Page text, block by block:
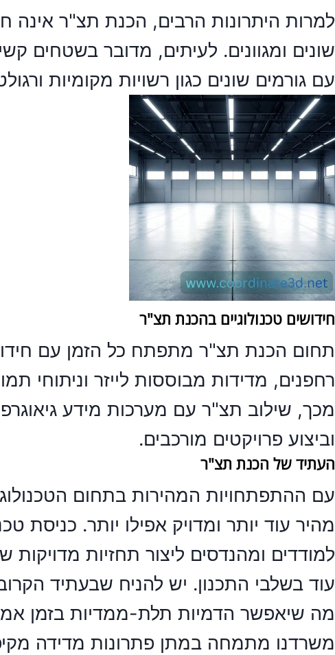
למרות היתרונות הרבים, הכנת תצ"ר אינה
שונים ומגוונים. לעיתים, מדובר בשטחים
עם גורמים שונים כגון רשויות מקומיות
חידושים טכנולוגיים בהכנת תצ"ר
תחום הכנת תצ"ר מתפתח כל הזמן עם
רחפנים, מדידות מבוססות לייזר וניתוחי
וביצוע פרויקטים מורכבים.
העתיד של הכנת תצ"ר
עם ההתפתחויות המהירות בתחום
מהיר עוד יותר ומדויק אפילו יותר. כניסת
למודדים ומהנדסים ליצור תחזיות מדויקות
מה שיאפשר הדמיות תלת-ממדיות בזמן אמת
משרדנו מתמחה במתן פתרונות מדידה